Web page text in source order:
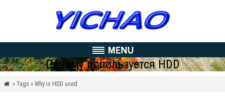
Почему используется HDD
 » Tags » Why is HDD used